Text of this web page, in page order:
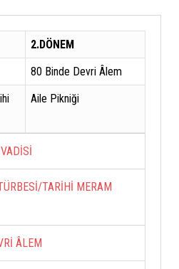
2.DÖNEM
80 Binde Devri Âlem
Aile Pikniği
TARİHİ MERAM
ÂLEM